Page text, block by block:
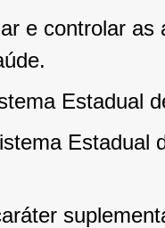
e controlar
Estadual
Estadual